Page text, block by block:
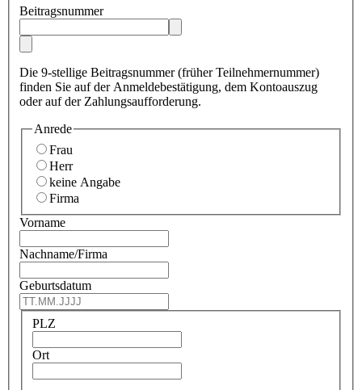
Beitragsnummer
Die 9-stellige Beitragsnummer (früher Teilnehmernummer)
finden Sie auf der Anmeldebestätigung, dem Kontoauszug
oder auf der Zahlungsaufforderung.
Anrede
Frau
Herr
keine Angabe
Firma
Vorname
Nachname/Firma
Geburtsdatum
PLZ
Ort